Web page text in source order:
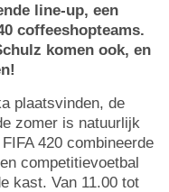
line-up, een
coffeeshopteams.
komen ook, en
plaatsvinden, de
zomer is natuurlijk
420 combineerde
competitievoetbal
kast. Van 11.00 tot